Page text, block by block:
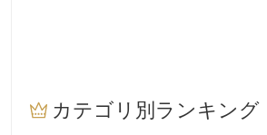
カテゴリ別ランキング